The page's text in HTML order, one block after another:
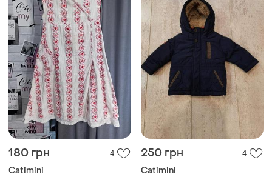
180 грн 4
Catimini
250 грн 4
Catimini